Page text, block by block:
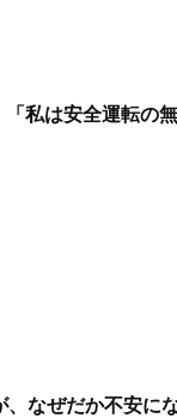
「私は安全運転の
なぜだか不安にな